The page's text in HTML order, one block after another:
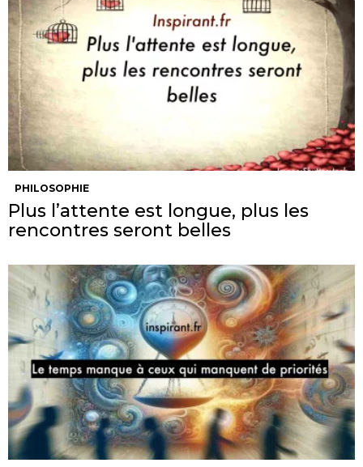
PHILOSOPHIE
Plus l’attente est longue, plus les
rencontres seront belles